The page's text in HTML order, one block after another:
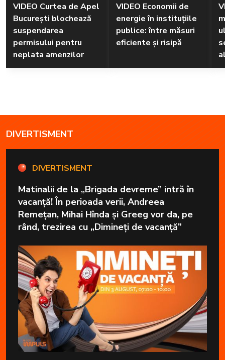
VIDEO Curtea de Apel
București blochează
suspendarea
permisului pentru
neplata amenzilor
VIDEO Economii de
energie în instituțiile
publice: între măsuri
eficiente și risipă
DIVERTISMENT
DIVERTISMENT
Matinalii de la „Brigada devreme” intră în
vacanță! În perioada verii, Andreea
Remețan, Mihai Hînda și Greeg vor da, pe
rând, trezirea cu „Dimineți de vacanță”